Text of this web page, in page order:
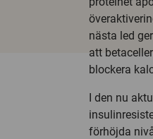
nästa led
att
blockera
I den nu
förhöjda